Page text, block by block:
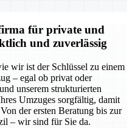
für private und
und zuverlässig
wir ist der Schlüssel zu einem
– egal ob privat oder
unserem strukturierten
Umzuges sorgfältig, damit
der ersten Beratung bis zur
– wir sind für Sie da.